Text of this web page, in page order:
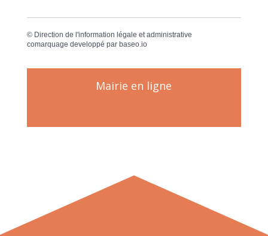
© Direction de l'information légale et administrative
comarquage developpé par baseo.io
Mairie en ligne